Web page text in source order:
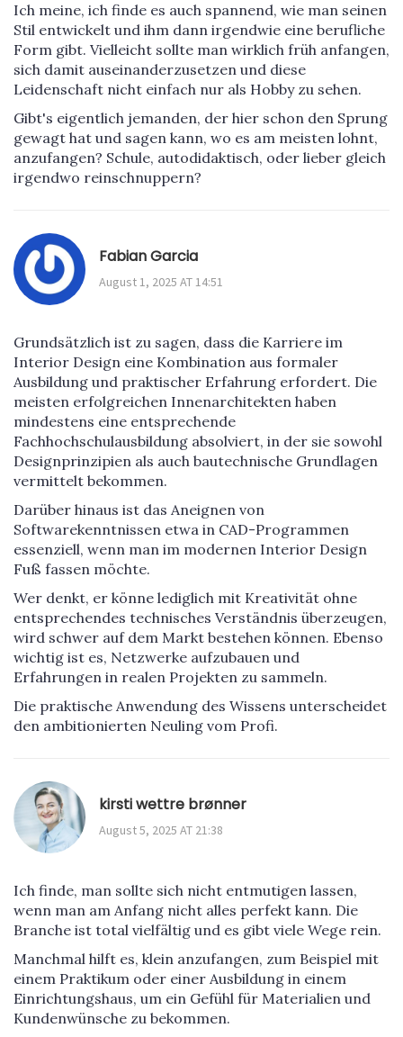
Ich meine, ich finde es auch spannend, wie man seinen
Stil entwickelt und ihm dann irgendwie eine berufliche
Form gibt. Vielleicht sollte man wirklich früh anfangen,
sich damit auseinanderzusetzen und diese
Leidenschaft nicht einfach nur als Hobby zu sehen.
Gibt's eigentlich jemanden, der hier schon den Sprung
gewagt hat und sagen kann, wo es am meisten lohnt,
anzufangen? Schule, autodidaktisch, oder lieber gleich
irgendwo reinschnuppern?
Fabian Garcia
August 1, 2025 AT 14:51
Grundsätzlich ist zu sagen, dass die Karriere im
Interior Design eine Kombination aus formaler
Ausbildung und praktischer Erfahrung erfordert. Die
meisten erfolgreichen Innenarchitekten haben
mindestens eine entsprechende
Fachhochschulausbildung absolviert, in der sie sowohl
Designprinzipien als auch bautechnische Grundlagen
vermittelt bekommen.
Darüber hinaus ist das Aneignen von
Softwarekenntnissen etwa in CAD-Programmen
essenziell, wenn man im modernen Interior Design
Fuß fassen möchte.
Wer denkt, er könne lediglich mit Kreativität ohne
entsprechendes technisches Verständnis überzeugen,
wird schwer auf dem Markt bestehen können. Ebenso
wichtig ist es, Netzwerke aufzubauen und
Erfahrungen in realen Projekten zu sammeln.
Die praktische Anwendung des Wissens unterscheidet
den ambitionierten Neuling vom Profi.
kirsti wettre brønner
August 5, 2025 AT 21:38
Ich finde, man sollte sich nicht entmutigen lassen,
wenn man am Anfang nicht alles perfekt kann. Die
Branche ist total vielfältig und es gibt viele Wege rein.
Manchmal hilft es, klein anzufangen, zum Beispiel mit
einem Praktikum oder einer Ausbildung in einem
Einrichtungshaus, um ein Gefühl für Materialien und
Kundenwünsche zu bekommen.